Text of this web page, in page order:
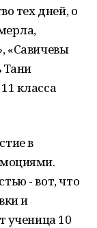
тех дней, о
«Савичевы
Тани
класса
в
- вот, что
и
ученица 10